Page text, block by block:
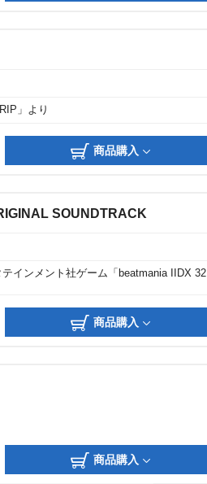
」より
商品購入
SOUNDTRACK
インメント社ゲーム「beatmania IIDX 32
商品購入
商品購入